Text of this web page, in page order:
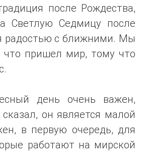
после Рождества,
Светлую Седмицу после
радостью с ближними. Мы
что пришел мир, тому что
день очень важен,
он является малой
в первую очередь, для
работают на мирской